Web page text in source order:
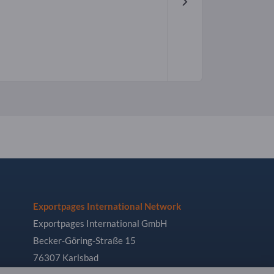
Exportpages International Network
Exportpages International GmbH
Becker-Göring-Straße 15
76307 Karlsbad